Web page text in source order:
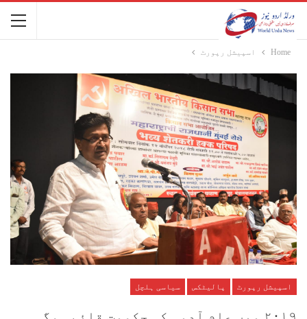
Home اسپیشل رپورٹ
اسپیشل رپورٹ پالیٹکس سیاسی ہلچل
۲۰۱۹ میں عام آدمی کی حکومت قائم ہوگی